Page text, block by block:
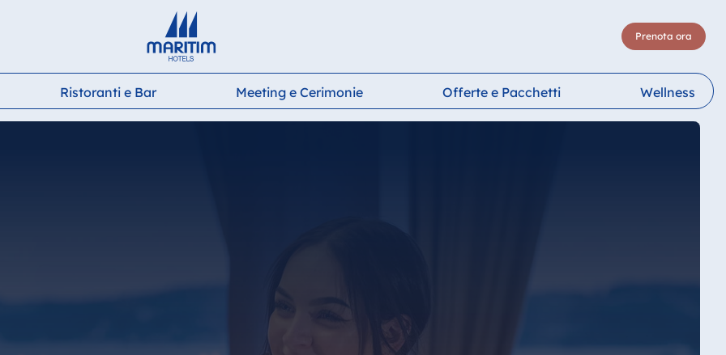
Prenota ora
Ristoranti e Bar Meeting e Cerimonie Offerte e Pacchetti Wellness